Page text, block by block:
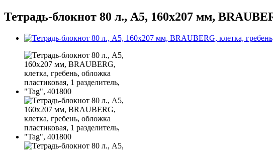
Тетрадь-блокнот 80 л., А5, 160х207 мм,